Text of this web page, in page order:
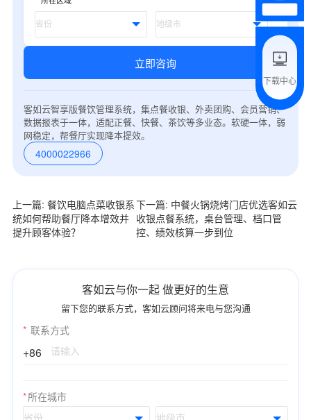
立即咨询
客如云智享版餐饮管理系统，集点餐收银、外卖团购、会员营销、
数据报表于一体，适配正餐、快餐、茶饮等多业态。软硬一体，弱
网稳定，帮餐厅实现降本提效。
4000022966
上一篇: 餐饮电脑点菜收银系
统如何帮助餐厅降本增效并
提升顾客体验？
下一篇: 中餐火锅烧烤门店优选客如云
收银点餐系统，桌台管理、档口管
控、绩效核算一步到位
客如云与你一起 做更好的生意
留下您的联系方式，客如云顾问将来电与您沟通
* 联系方式
+86
*所在城市
下载中心
我是老客户，了解最新优惠